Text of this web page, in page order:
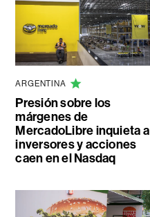
ARGENTINA
Presión sobre los
márgenes de
MercadoLibre inquieta a
inversores y acciones
caen en el Nasdaq